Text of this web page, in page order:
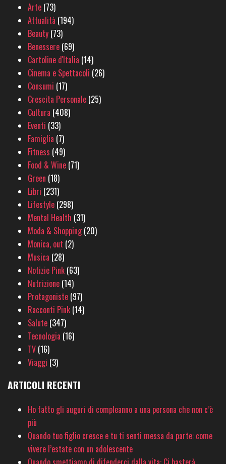
Arte (73)
Attualità (194)
Beauty (73)
Benessere (69)
Cartoline d'Italia (14)
Cinema e Spettacoli (26)
Consumi (17)
Crescita Personale (25)
Cultura (408)
Eventi (33)
Famiglia (7)
Fitness (49)
Food & Wine (71)
Green (18)
Libri (231)
Lifestyle (298)
Mental Health (31)
Moda & Shopping(20)
Monica, out (2)
Musica (28)
Notizie Pink (63)
Nutrizione (14)
Protagoniste (97)
Racconti Pink (14)
Salute (347)
Tecnologia (16)
TV (16)
Viaggi (3)
ARTICOLI RECENTI
Ho fatto gli auguri di compleanno a una persona che non c’è
più
Quando tuo figlio cresce e tu ti senti messa da parte: come
vivere l’estate con un adolescente